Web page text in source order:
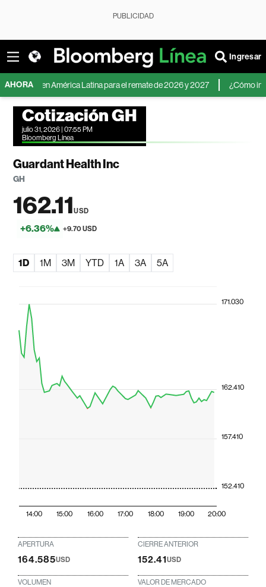
PUBLICIDAD
Ingresar
AHORA
en América Latina para el remate de 2026 y 2027 ¿Cómo invertir
Cotización GH
julio 31, 2026 | 07:55 PM
Bloomberg Línea
Guardant Health Inc
GH
162.11USD
+6.36% +9.70 USD
1D 1M 3M YTD 1A 3A 5A
14:00 15:00 16:00 17:00 18:00 19:00 20:00
152.410
157.410
162.410
171.030
APERTURA
164.585USD
CIERRE ANTERIOR
152.41USD
VOLUMEN VALOR DE MERCADO